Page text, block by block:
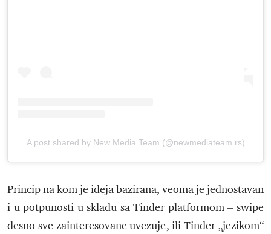
A post shared by New Media Team (@newmediateam.rs)
Princip na kom je ideja bazirana, veoma je jednostavan
i u potpunosti u skladu sa Tinder platformom – swipe
desno sve zainteresovane uvezuje, ili Tinder „jezikom“